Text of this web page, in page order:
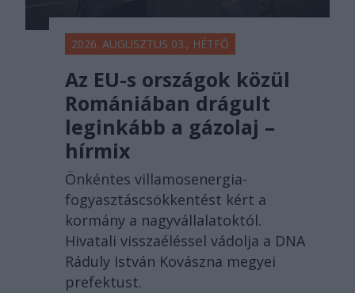
2026. AUGUSZTUS 03., HÉTFŐ
Az EU-s országok közül
Romániában drágult
leginkább a gázolaj –
hírmix
Önkéntes villamosenergia-
fogyasztáscsökkentést kért a
kormány a nagyvállalatoktól.
Hivatali visszaéléssel vádolja a DNA
Ráduly István Kovászna megyei
prefektust.